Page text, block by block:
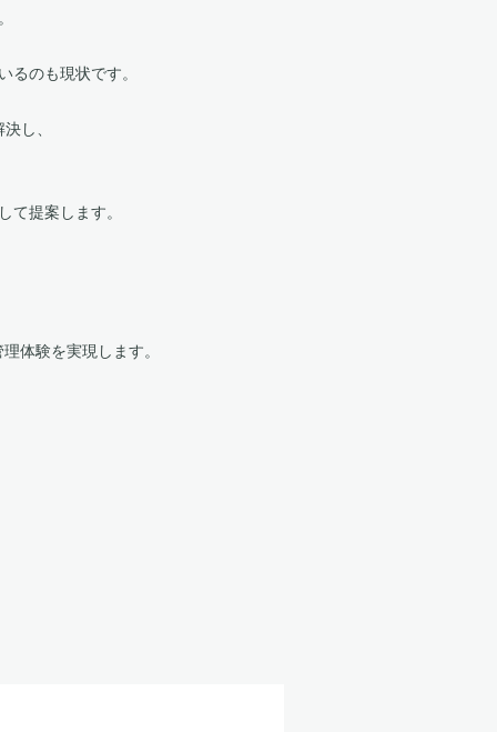
るのも現状です。
し、
て提案します。
体験を実現します。